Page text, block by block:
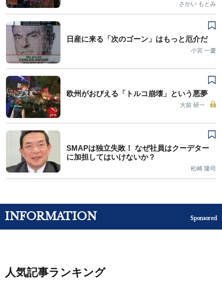
さかい もとみ
日産に来る「次のゴーン」はもっと厄介だ
小宮 一慶
欧州がおびえる「トルコ崩壊」という悪夢
大前 研一
SMAPは独立失敗！ なぜ社員はクーデター
に加担してはいけないか？
松崎 隆司
INFORMATION Sponsored
人気記事ランキング